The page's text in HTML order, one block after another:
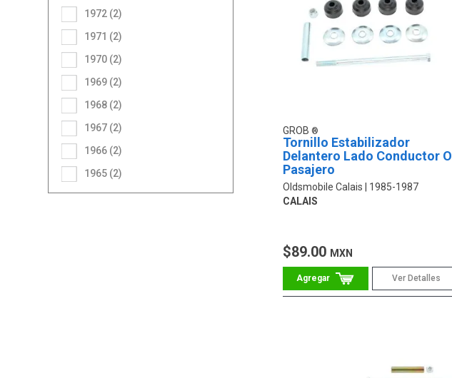
1965 (2)
1966 (2)
1967 (2)
1968 (2)
1969 (2)
1970 (2)
1971 (2)
1972 (2)
GROB
Tornillo Estabilizador
Delantero Lado Conductor O
Pasajero
Oldsmobile Calais
1985-1987
CALAIS
$89.00 MXN
Ver Detalles